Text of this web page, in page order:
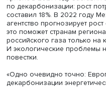
Еще одна возможная
ядерной энергии.
области является
строительство
«французский ядерный
много времени».
атомного энергоблока